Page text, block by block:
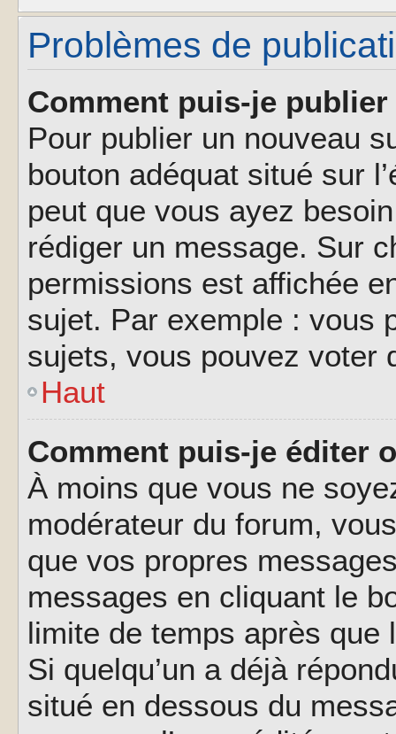
Problèmes de
Comment puis-je
Pour publier un nouveau
bouton adéquat situé sur
peut que vous ayez
rédiger un message. Sur
permissions est affichée
sujet. Par exemple : vous
sujets, vous pouvez voter
Haut
Comment puis-je éditer
À moins que vous ne
modérateur du forum,
que vos propres
messages en cliquant le
limite de temps après
Si quelqu’un a déjà
situé en dessous du